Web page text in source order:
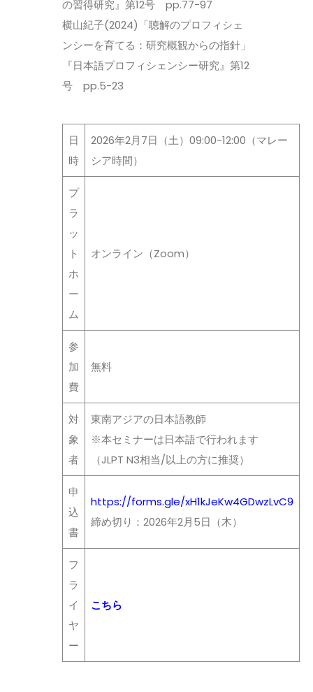
の習得研究』第12号 pp.77-97
横山紀子(2024)「聴解のプロフィシェ
ンシーを育てる：研究概観からの指針」
『日本語プロフィシェンシー研究』第12
号 pp.5-23
日
時
2026年2月7日（土） 09:00-12:00 （マレー
シア時間）
プ
ラ
ッ
ト
ホ
ー
ム
オンライン（Zoom）
参
加
費
無料
対
象
者
東南アジアの日本語教師
※本セミナーは日本語で行われます
（JLPT N3相当/以上の方に推奨）
申
込
書
https://forms.gle/xH1kJeKw4GDwzLvC9
締め切り：2026年2月5日（木）
フ
ラ
イ
ヤ
ー
こちら